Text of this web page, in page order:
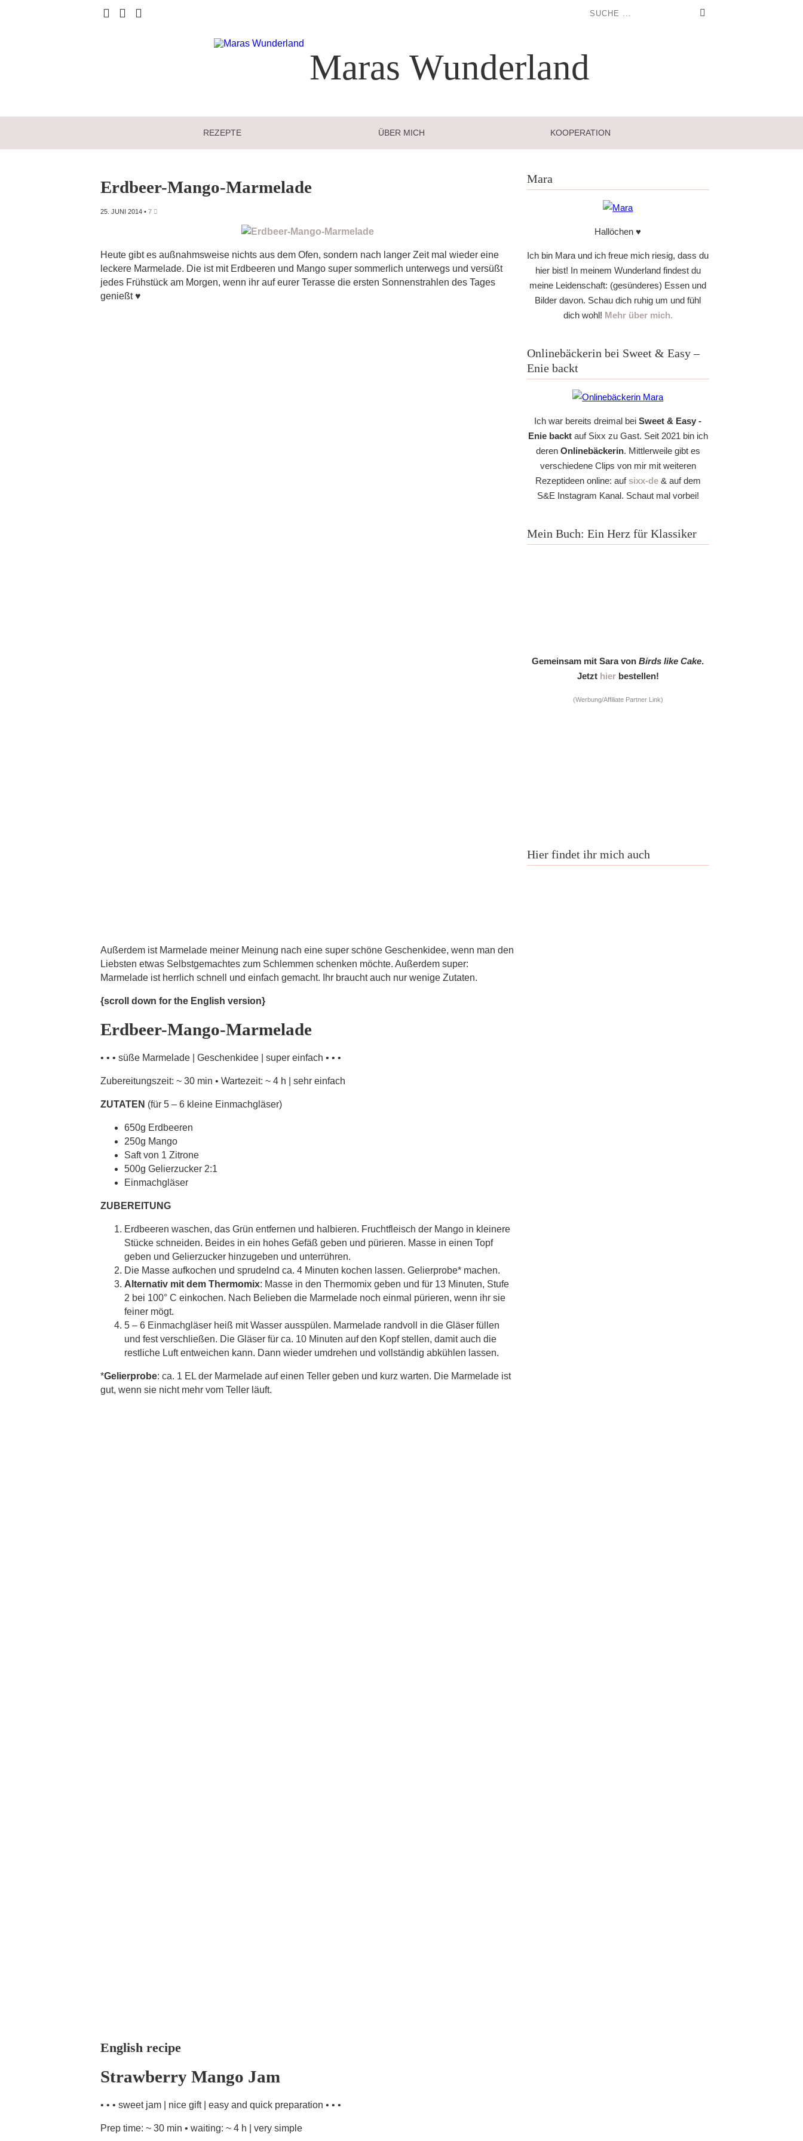
Maras Wunderland
REZEPTE ÜBER MICH KOOPERATION
Erdbeer-Mango-Marmelade
25. JUNI 2014 • 7
Heute gibt es außnahmsweise nichts aus dem Ofen, sondern nach langer Zeit mal wieder eine
leckere Marmelade. Die ist mit Erdbeeren und Mango super sommerlich unterwegs und versüßt
jedes Frühstück am Morgen, wenn ihr auf eurer Terasse die ersten Sonnenstrahlen des Tages
genießt ♥
Außerdem ist Marmelade meiner Meinung nach eine super schöne Geschenkidee, wenn man den
Liebsten etwas Selbstgemachtes zum Schlemmen schenken möchte. Außerdem super:
Marmelade ist herrlich schnell und einfach gemacht. Ihr braucht auch nur wenige Zutaten.
{scroll down for the English version}
Erdbeer-Mango-Marmelade
• • • süße Marmelade | Geschenkidee | super einfach • • •
Zubereitungszeit: ~ 30 min • Wartezeit: ~ 4 h | sehr einfach
ZUTATEN (für 5 – 6 kleine Einmachgläser)
650g Erdbeeren
250g Mango
Saft von 1 Zitrone
500g Gelierzucker 2:1
Einmachgläser
ZUBEREITUNG
Erdbeeren waschen, das Grün entfernen und halbieren. Fruchtfleisch der Mango in kleinere
Stücke schneiden. Beides in ein hohes Gefäß geben und pürieren. Masse in einen Topf
geben und Gelierzucker hinzugeben und unterrühren.
Die Masse aufkochen und sprudelnd ca. 4 Minuten kochen lassen. Gelierprobe* machen.
Alternativ mit dem Thermomix: Masse in den Thermomix geben und für 13 Minuten, Stufe
2 bei 100° C einkochen. Nach Belieben die Marmelade noch einmal pürieren, wenn ihr sie
feiner mögt.
5 – 6 Einmachgläser heiß mit Wasser ausspülen. Marmelade randvoll in die Gläser füllen
und fest verschließen. Die Gläser für ca. 10 Minuten auf den Kopf stellen, damit auch die
restliche Luft entweichen kann. Dann wieder umdrehen und vollständig abkühlen lassen.
*Gelierprobe: ca. 1 EL der Marmelade auf einen Teller geben und kurz warten. Die Marmelade ist
gut, wenn sie nicht mehr vom Teller läuft.
English recipe
Strawberry Mango Jam
• • • sweet jam | nice gift | easy and quick preparation • • •
Prep time: ~ 30 min • waiting: ~ 4 h | very simple
Mara
Hallöchen ♥
Ich bin Mara und ich freue mich riesig, dass du
hier bist! In meinem Wunderland findest du
meine Leidenschaft: (gesünderes) Essen und
Bilder davon. Schau dich ruhig um und fühl
dich wohl! Mehr über mich.
Onlinebäckerin bei Sweet & Easy –
Enie backt
Ich war bereits dreimal beiSweet & Easy -
Enie backtauf Sixx zu Gast. Seit 2021 bin ich
deren Onlinebäckerin. Mittlerweile gibt es
verschiedene Clips von mir mit weiteren
Rezeptideen online: auf sixx-de& auf dem
S&E Instagram Kanal. Schaut mal vorbei!
Mein Buch: Ein Herz für Klassiker
Gemeinsam mit Sara vonBirds like Cake.
Jetzt hierbestellen!
(Werbung/Affiliate Partner Link)
Hier findet ihr mich auch